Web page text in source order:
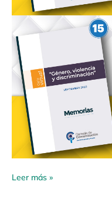
Leer más »